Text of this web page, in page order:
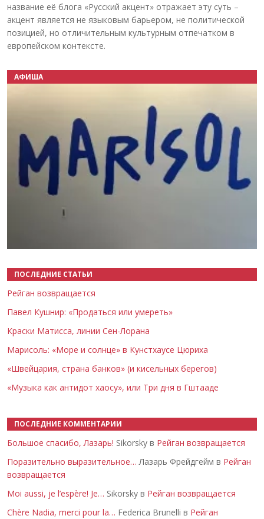
название её блога «Русский акцент» отражает эту суть –
акцент является не языковым барьером, не политической
позицией, но отличительным культурным отпечатком в
европейском контексте.
АФИША
ПОСЛЕДНИЕ СТАТЬИ
Рейган возвращается
Павел Кушнир: «Продаться или умереть»
Краски Матисса, линии Сен-Лорана
Марисоль: «Море и солнце» в Кунстхаусе Цюриха
«Швейцария, страна банков» (и кисельных берегов)
«Музыка как антидот хаосу», или Три дня в Гштааде
ПОСЛЕДНИЕ КОММЕНТАРИИ
Большое спасибо, Лазарь! Sikorsky в Рейган возвращается
Поразительно выразительное… Лазарь Фрейдгейм в Рейган
возвращается
Moi aussi, je l’espère! Je… Sikorsky в Рейган возвращается
Chère Nadia, merci pour la… Federica Brunelli в Рейган